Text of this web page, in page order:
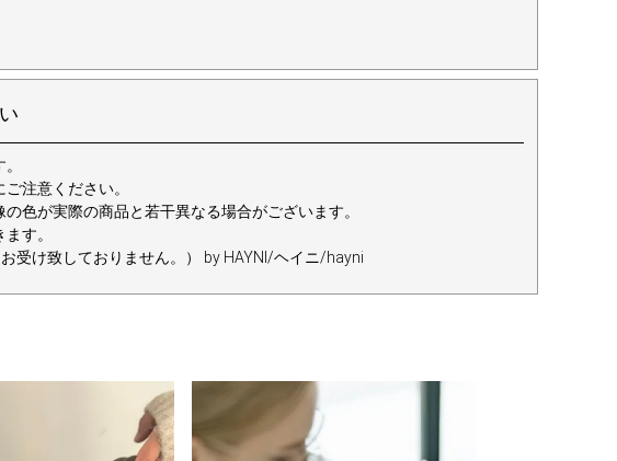
注意ください。
色が実際の商品と若干異なる場合がございます。
す。
受け致しておりません。） by HAYNI/ヘイニ/hayni